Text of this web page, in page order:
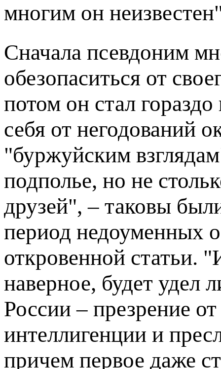
многим он
Сначала псевдоним
обезопаситься от
потом он стал
себя от негодований
"буржуйским
подполье, но не
друзей", – таковы
период недоуменных
откровенной статьи.
наверное, будет удел
России – презрение
интеллигенции и
причем первое даже